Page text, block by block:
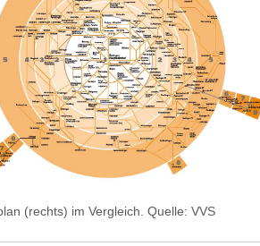
(rechts) im Vergleich. Quelle: VVS